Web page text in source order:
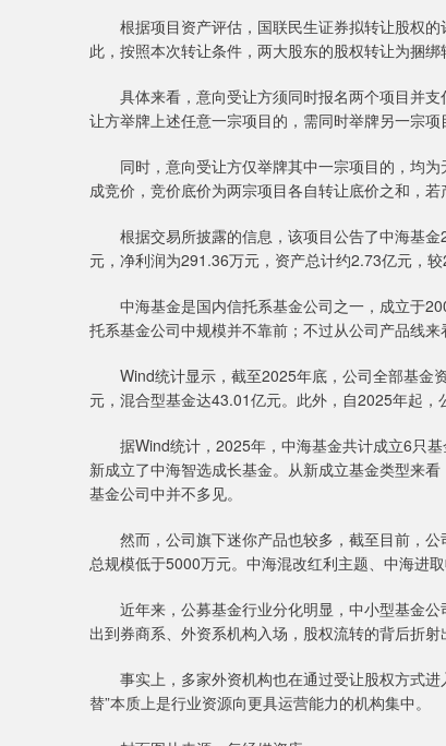
根据项目资产评估，国联民生证券拟转让股权的
此，按照本次转让条件，两大股东的股权转让为捆
具体来看，意向受让方须同时报名两个项目并支
让方举牌上述任意一宗项目的，需同时举牌另一宗项
同时，意向受让方仅举牌其中一宗项目的，均为
成竞价，竞价底价为两宗项目各自转让底价之和，
根据交易所披露的信息，该项目公告了中海基金
元，净利润为291.36万元，资产总计约2.73亿元，
中海基金是国内信托系基金公司之一，成立于
托系基金公司中规模并不靠前；不过从公司产品线
Wind统计显示，截至2025年底，公司全部基金
元，混合型基金达43.01亿元。此外，自2025年起，
据Wind统计，2025年，中海基金共计成立6只基
新成立了中海智选成长基金。从新成立基金类型来
基金公司中并不多见。
然而，公司旗下迷你产品也较多，截至目前，公
总规模低于5000万元。中海混改红利主题、中海进
近年来，公募基金行业分化明显，中小型基金公
出到券商系、外资系机构入场，股权流转的背后折射
事实上，多家外资机构也在通过受让股权方式进
替”本质上是行业资源向更具运营能力的机构集中。